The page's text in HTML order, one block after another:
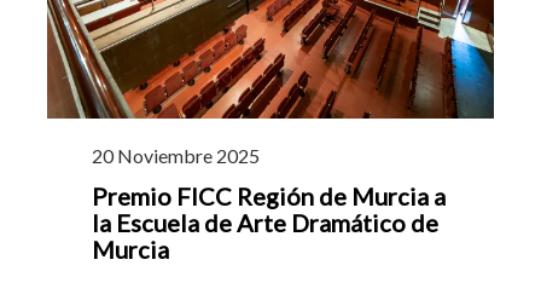
20 Noviembre 2025
Premio FICC Región de Murcia a
la Escuela de Arte Dramático de
Murcia